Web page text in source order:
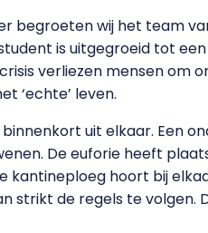
begroeten wij het team
is uitgegroeid tot
verliezen mensen om
‘echte’ leven.
uit elkaar. Een
De euforie heeft
kantineploeg hoort bij
strikt de regels te